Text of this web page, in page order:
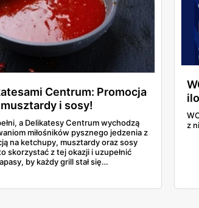
Centrum: Promocja
i sosy!
a Delikatesy Centrum wychodzą
miłośników pysznego jedzenia z
na ketchupy, musztardy oraz sosy
skorzystać z tej okazji i uzupełnić
by każdy grill stał się
z